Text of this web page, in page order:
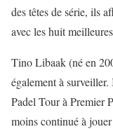
des têtes de série, ils
avec les huit
Tino Libaak (né en
également à
Padel Tour à Premier
moins continué à